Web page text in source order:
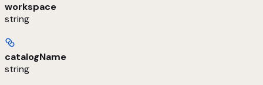
workspace
string
catalogName
string